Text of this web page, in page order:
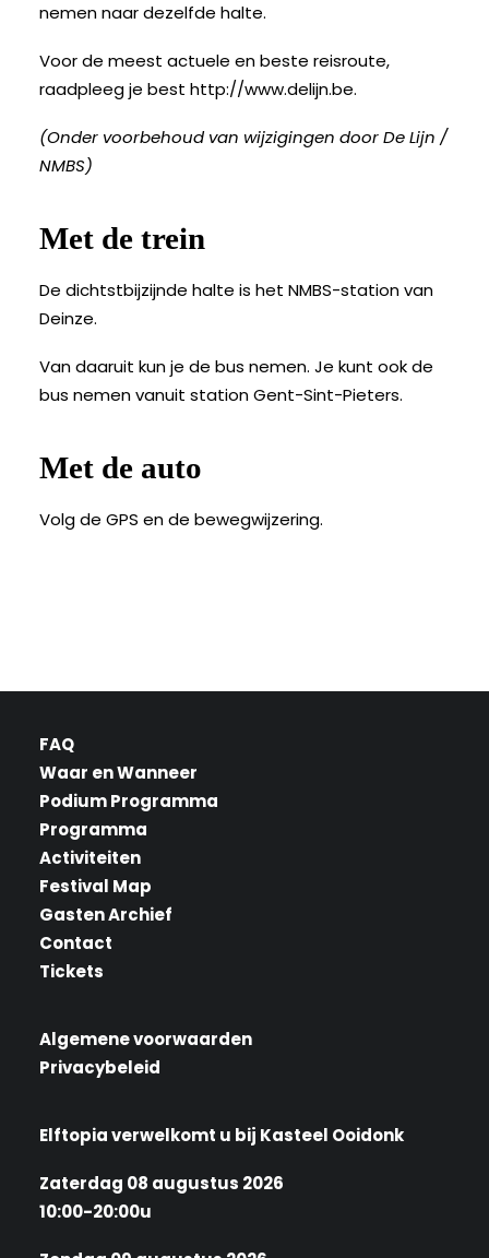
nemen naar dezelfde halte.
Voor de meest actuele en beste reisroute,
raadpleeg je best http://www.delijn.be.
(Onder voorbehoud van wijzigingen door De Lijn /
NMBS)
Met de trein
De dichtstbijzijnde halte is het NMBS-station van
Deinze.
Van daaruit kun je de bus nemen. Je kunt ook de
bus nemen vanuit station Gent-Sint-Pieters.
Met de auto
Volg de GPS en de bewegwijzering.
FAQ
Waar en Wanneer
Podium Programma
Programma
Activiteiten
Festival Map
Gasten Archief
Contact
Tickets
Algemene voorwaarden
Privacybeleid
Elftopia verwelkomt u bij Kasteel Ooidonk
Zaterdag 08 augustus 2026
10:00-20:00u